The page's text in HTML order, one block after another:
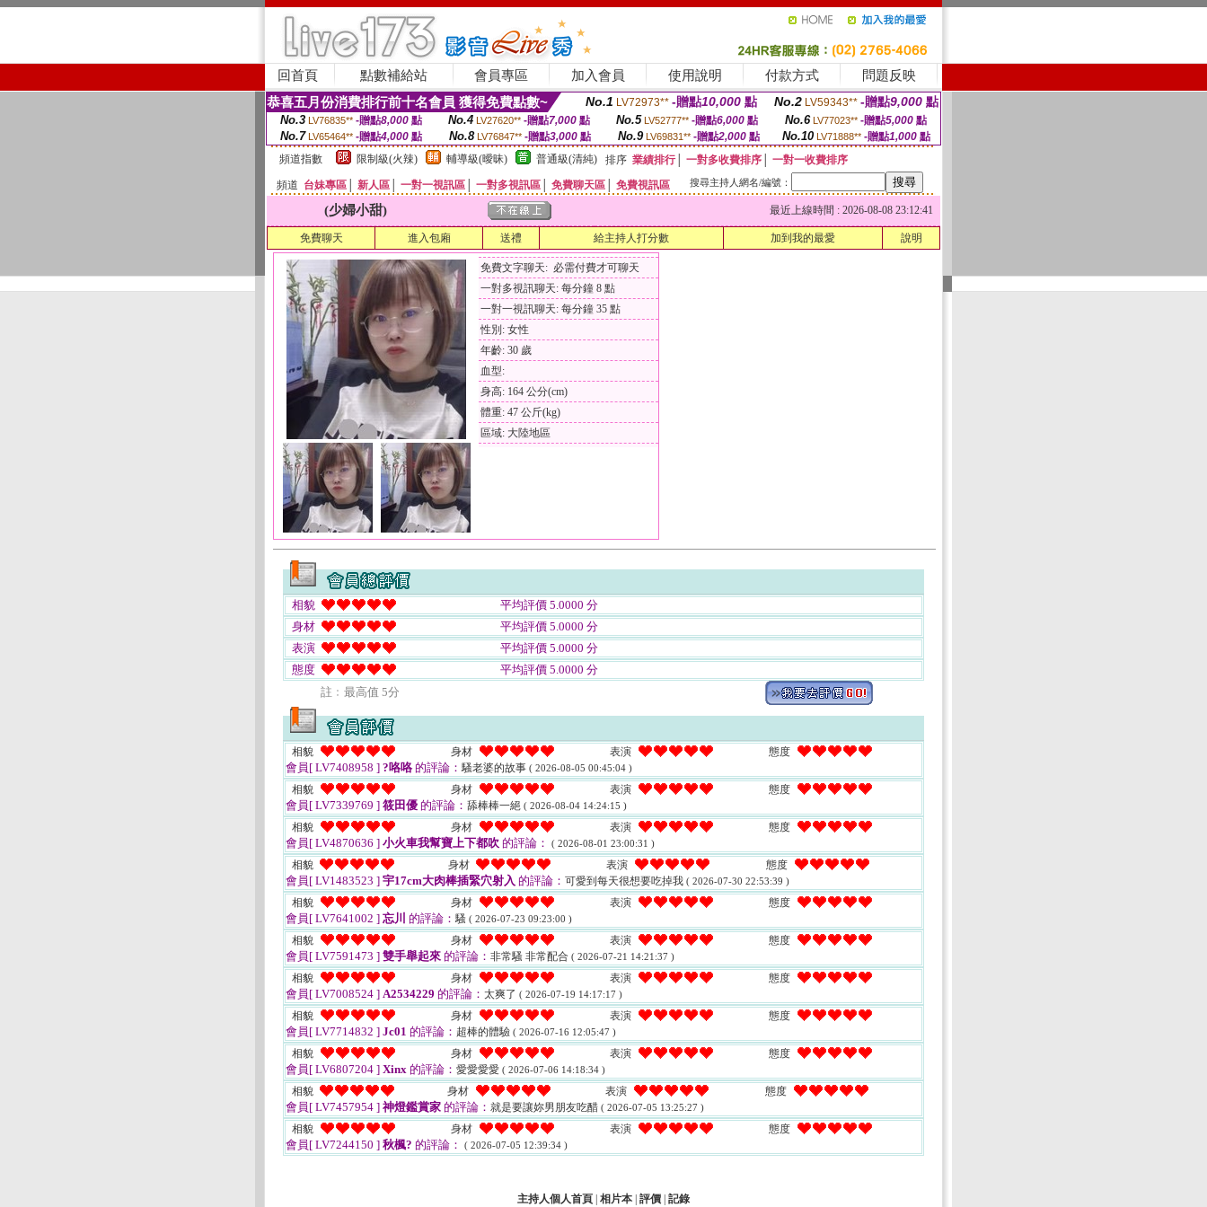
回首頁 點數補給站 會員專區 加入會員 使用說明 付款方式 問題反映
恭喜五月份消費排行前十名會員 獲得免費點數~ No.1 LV72973** -贈點10,000 點 No.2 LV59343** -贈點9,000 點
No.3 LV76835** -贈點8,000點 No.4 LV27620** -贈點7,000點 No.5 LV52777** -贈點6,000點 No.6 LV77023** -贈點5,000點
No.7 LV65464** -贈點4,000 點 No.8 LV76847** -贈點3,000 點 No.9 LV69831** -贈點2,000點 No.10 LV71888** -贈點1,000 點
頻道指數
限制級(火辣) 輔導級(曖昧) 普通級(清純) 排序 業績排行│ 一對多收費排序
一對一收費排序
頻道 台妹專區 新人區 一對一視訊區 一對多視訊區 免費聊天區 免費視訊區 搜尋主持人網名/編號：
(少婦小甜) 最近上線時間 : 2026-08-08 23:12:41
免費聊天 進入包廂 送禮 給主持人打分數 加到我的最愛 說明
免費文字聊天: 必需付費才可聊天
一對多視訊聊天: 每分鐘 8 點
一對一視訊聊天: 每分鐘 35 點
性別: 女性
年齡: 30 歲
血型:
身高: 164 公分(cm)
體重: 47 公斤(kg)
區域: 大陸地區
相貌
平均評價 5.0000 分
身材
平均評價 5.0000 分
表演
平均評價 5.0000 分
態度
平均評價 5.0000 分
註﹕最高值 5分
相貌 身材 表演 態度
會員[ LV7408958 ] ?咯咯的評論：騷老婆的故事 ( 2026-08-05 00:45:04 )
相貌 身材 表演 態度
會員[ LV7339769 ] 筱田優 的評論： 舔棒棒一絕 ( 2026-08-04 14:24:15 )
相貌 身材 表演 態度
會員[ LV4870636 ] 小火車我幫寶上下都吹 的評論： ( 2026-08-01 23:00:31 )
相貌 身材 表演 態度
會員[ LV1483523 ] 宇17cm大肉棒插緊穴射入 的評論： 可愛到每天很想要吃掉我 ( 2026-07-30 22:53:39 )
相貌 身材 表演 態度
會員[ LV7641002 ] 忘川 的評論：騷 ( 2026-07-23 09:23:00 )
相貌 身材 表演 態度
會員[ LV7591473 ] 雙手舉起來 的評論： 非常騷 非常配合 ( 2026-07-21 14:21:37 )
相貌 身材 表演 態度
會員[ LV7008524 ] A2534229 的評論： 太爽了 ( 2026-07-19 14:17:17 )
相貌 身材 表演 態度
會員[ LV7714832 ] Jc01 的評論： 超棒的體驗 ( 2026-07-16 12:05:47 )
相貌 身材 表演 態度
會員[ LV6807204 ] Xinx 的評論： 愛愛愛愛 ( 2026-07-06 14:18:34 )
相貌 身材 表演 態度
會員[ LV7457954 ] 神燈鑑賞家 的評論： 就是要讓妳男朋友吃醋 ( 2026-07-05 13:25:27 )
相貌 身材 表演 態度
會員[ LV7244150 ] 秋楓? 的評論： ( 2026-07-05 12:39:34 )
主持人個人首頁 相片本 評價 記錄